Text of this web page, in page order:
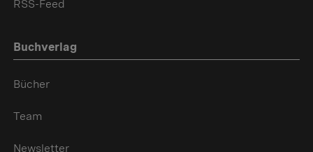
RSS-Feed
Buchverlag
Bücher
Team
Newsletter